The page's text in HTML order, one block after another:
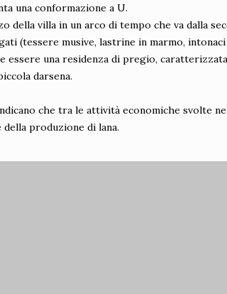
una conformazione a U.
della villa in un arco di tempo che va dalla
(tessere musive, lastrine in marmo,
una residenza di pregio,
darsena.
che tra le attività economiche svolte
produzione di lana.